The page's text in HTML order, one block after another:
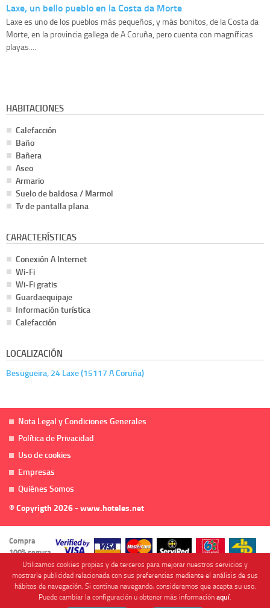
Laxe, un bello pueblo en la Costa da Morte
Laxe es uno de los pueblos más pequeños, y más bonitos, de la Costa da
Morte, en la provincia gallega de A Coruña, pero cuenta con magníficas
playas....
HABITACIONES
Calefacción
Baño
Bañera
Aseo
Armario
Suelo de baldosa / Marmol
Tv de pantalla plana
CARACTERÍSTICAS
Conexión A Internet
Wi-Fi
Wi-Fi gratis
Guardaequipaje
Información turística
Calefacción
LOCALIZACIÓN
Besugueira, 24 Laxe (15117 A Coruña)
Nota Legal y Condiciones Generales
Política de Privacidad
Uso de cookies
Empresas
Quiénes Somos
© Copyrigth 2026 - www.hoteles.net
Compra
100% segura
Utilizamos cookies propias y de terceros para mejorar nuestros servicios y
mostrarle publicidad relacionada con sus preferencias mediante el análisis de sus
hábitos de navegación. Si continua navegando, consideramos que acepta su uso.
Puede cambiar la configuración u obtener más informaciónaquí.